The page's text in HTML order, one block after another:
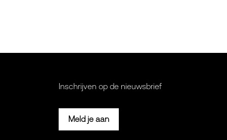
Inschrijven op de nieuwsbrief
Meld je aan